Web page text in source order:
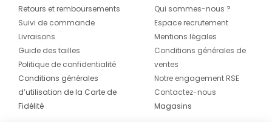
Retours et remboursements
Suivi de commande
Livraisons
Guide des tailles
Politique de confidentialité
Conditions générales
d’utilisation de la Carte de
Fidélité
Qui sommes-nous ?
Espace recrutement
Mentions légales
Conditions générales de
ventes
Notre engagement RSE
Contactez-nous
Magasins